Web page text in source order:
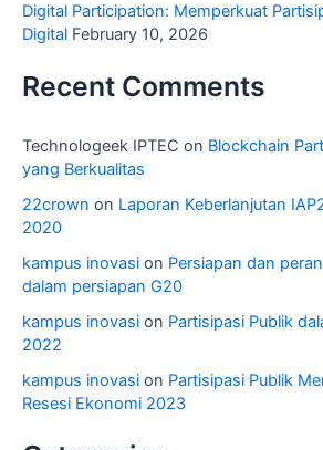
Digital Participation: Memperkuat
Digital February 10, 2026
Recent Comments
Technologeek IPTEC on Blockchain
yang Berkualitas
22crown on Laporan Keberlanjutan
2020
kampus inovasi on Persiapan dan
dalam persiapan G20
kampus inovasi on Partisipasi Publik
2022
kampus inovasi on Partisipasi Publik
Resesi Ekonomi 2023